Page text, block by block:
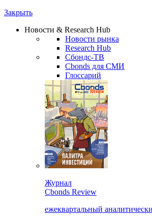
Закрыть
Новости & Research Hub
Новости рынка
Research Hub
Сбондс-ТВ
Cbonds для СМИ
Глоссарий
Журнал
Cbonds Review
ежеквартальный